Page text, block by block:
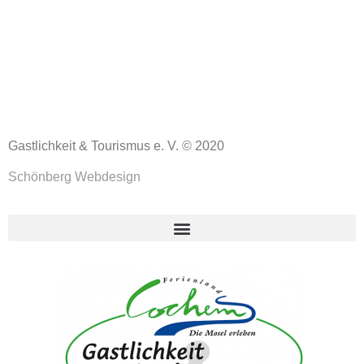
Gastlichkeit & Tourismus e. V. © 2020
Schönberg Webdesign